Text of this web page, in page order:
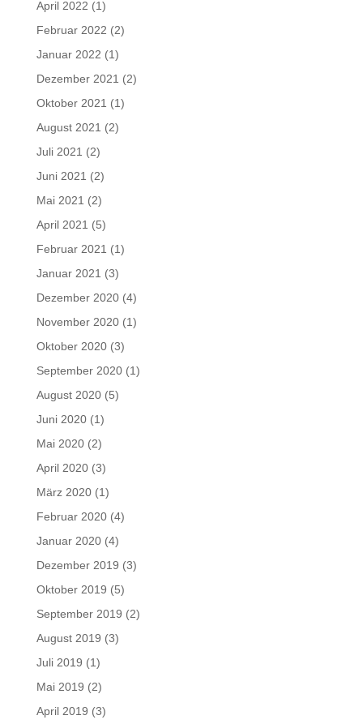
April 2022 (1)
Februar 2022 (2)
Januar 2022 (1)
Dezember 2021 (2)
Oktober 2021 (1)
August 2021 (2)
Juli 2021 (2)
Juni 2021 (2)
Mai 2021 (2)
April 2021 (5)
Februar 2021 (1)
Januar 2021 (3)
Dezember 2020(4)
November 2020(1)
Oktober 2020(3)
September 2020(1)
August 2020(5)
Juni 2020(1)
Mai 2020(2)
April 2020(3)
März 2020(1)
Februar 2020(4)
Januar 2020(4)
Dezember 2019 (3)
Oktober 2019 (5)
September 2019 (2)
August 2019 (3)
Juli 2019 (1)
Mai 2019 (2)
April 2019 (3)